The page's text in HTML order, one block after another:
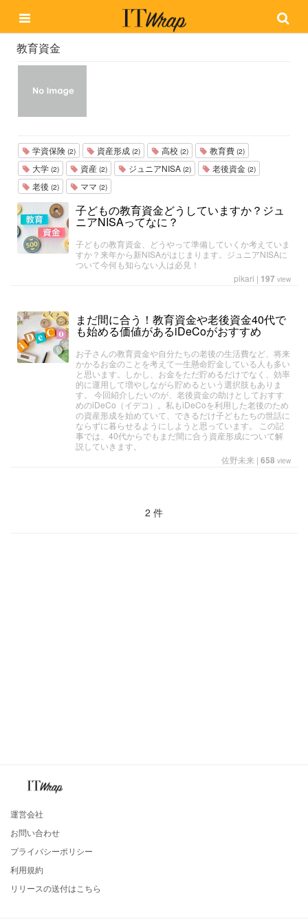
教育資金
学資保険 (2) 資産形成 (2) 高校 (2) 教育費 (2)
大学 (2) 資産 (2) ジュニアNISA (2) 老後資金 (2)
老後 (2) ママ (2)
子どもの教育資金どうしていますか？ジュ
ニアNISAってなに？
子どもの教育資金、どうやって準備していくか考えていま
すか？来年から新NISAがはじまります。ジュニアNISAに
ついて今何も知らない人は必見！
pikari | 197 view
まだ間に合う！教育資金や老後資金40代で
も始める価値があるiDeCoがおすすめ
お子さんの教育資金や自分たちの老後の生活費など、将来
かかるお金のことを考えて一生懸命貯金している人も多い
と思います。しかし、お金をただ貯めるだけでなく、効率
的に運用して増やしながら貯めるという選択肢もありま
す。 今回紹介したいのが、老後資金の助けとしておすす
めのiDeCo（イデコ）。私もiDeCoを利用した老後のため
の資産形成を始めていて、できるだけ子どもたちの世話に
ならずに暮らせるようにしようと思っています。 この記
事では、40代からでもまだ間に合う資産形成について解
説していきます。
佐野未来 | 658 view
2 件
運営会社
お問い合わせ
プライバシーポリシー
利用規約
リリースの送付はこちら